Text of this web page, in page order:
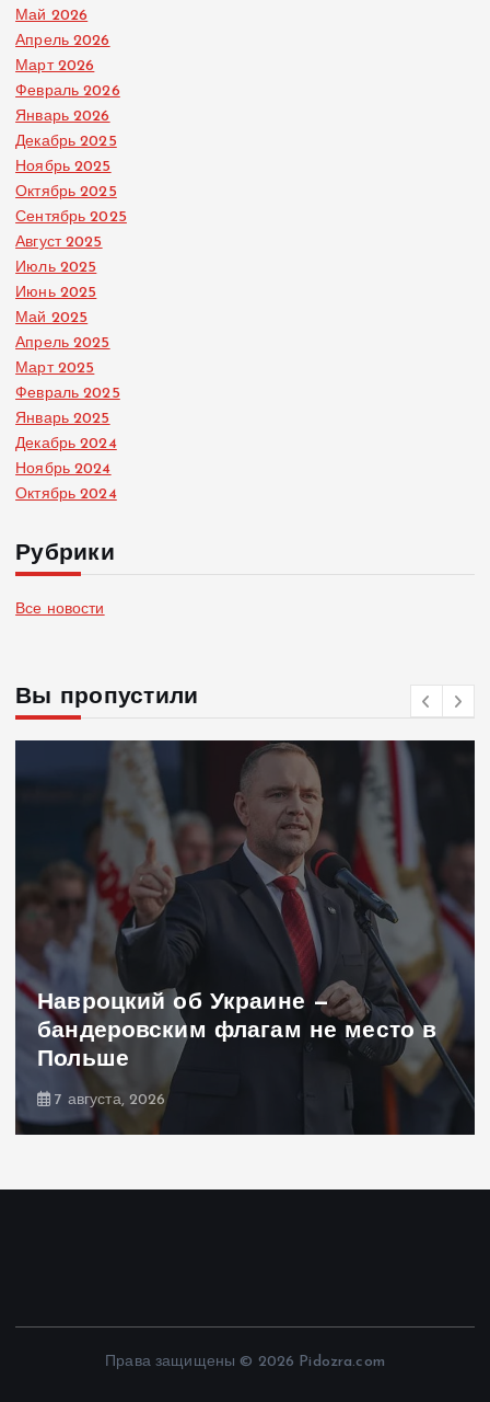
Май 2026
Апрель 2026
Март 2026
Февраль 2026
Январь 2026
Декабрь 2025
Ноябрь 2025
Октябрь 2025
Сентябрь 2025
Август 2025
Июль 2025
Июнь 2025
Май 2025
Апрель 2025
Март 2025
Февраль 2025
Январь 2025
Декабрь 2024
Ноябрь 2024
Октябрь 2024
Рубрики
Все новости
Вы пропустили
Навроцкий об Украине —
бандеровским флагам не место в
Польше
7 августа, 2026
Права защищены © 2026 Pidozra.com